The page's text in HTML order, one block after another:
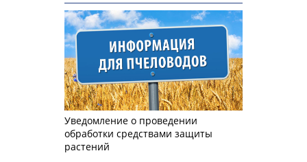
Уведомление о проведении
обработки средствами защиты
растений